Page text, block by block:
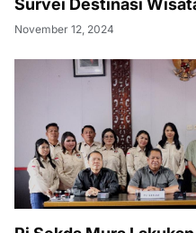
Survei Destinasi
November 12, 2024